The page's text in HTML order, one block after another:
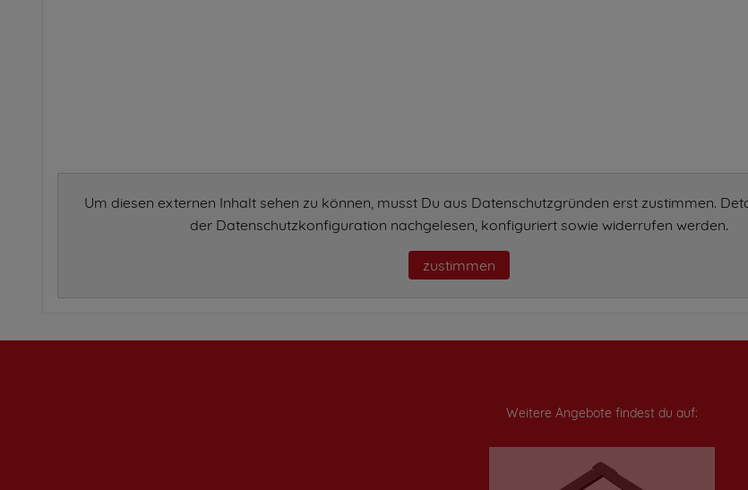
Um diesen externen Inhalt sehen zu können, musst Du aus Datenschutzgründen erst zustimmen.
der Datenschutzkonfiguration nachgelesen, konfiguriert sowie widerrufen werden.
zustimmen
Weitere Angebote findest du auf: